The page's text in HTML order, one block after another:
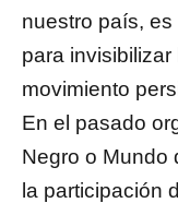
nuestro país,
para invisibilizar
movimiento
En el pasado
Negro o Mundo
la participación